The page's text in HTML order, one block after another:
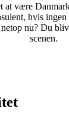
at være
hvis
nu? Du
scenen.